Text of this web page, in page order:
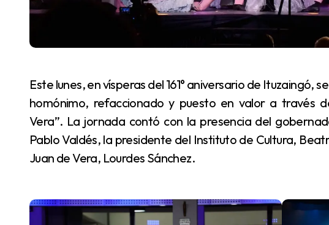
Este lunes, en vísperas del 161° aniversario de Ituzaingó, se realizó la reapertura del Centro Cultural
homónimo, refaccionado y puesto en valor a través
Vera”. La jornada contó con la presencia del
Pablo Valdés, la presidente del Instituto de Cultura,
Juan de Vera, Lourdes Sánchez.